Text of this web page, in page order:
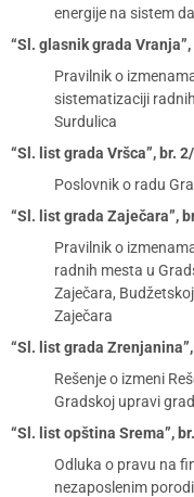
energije na sistem
“Sl. glasnik grada
Pravilnik o
sistematizaciji
Surdulica
“Sl. list grada Vršca”, br.
Poslovnik o radu
“Sl. list grada Zaječara”,
Pravilnik o
radnih mesta u
Zaječara,
Zaječara
“Sl. list grada
Rešenje o izmeni
Gradskoj upravi
“Sl. list opština Srema”,
Odluka o pravu na
nezaposlenim